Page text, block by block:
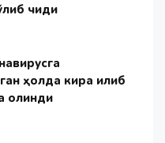
чиқди
ҳолда кира қилиб
олинди